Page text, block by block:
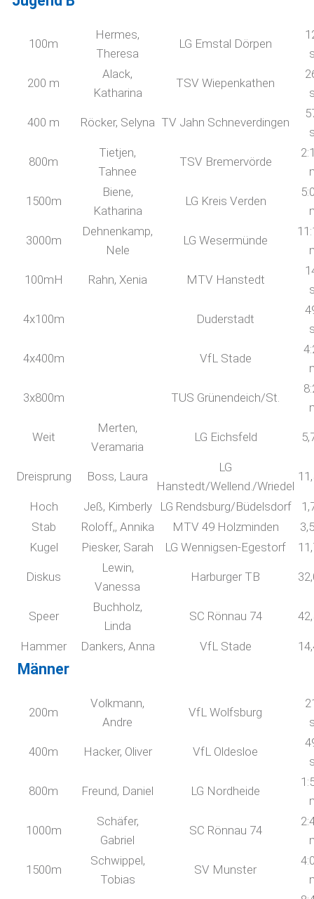
100m
Hermes,
Theresa
LG Emstal Dörpen
200 m
Alack,
Katharina
TSV Wiepenkathen
400 m Röcker, Selyna TV Jahn Schneverdingen
800m
Tietjen,
Tahnee
TSV Bremervörde
1500m
Biene,
Katharina
LG Kreis Verden
3000m
Dehnenkamp,
Nele
LG Wesermünde
100mH Rahn, Xenia MTV Hanstedt
4x100m Duderstadt
4x400m VfL Stade
3x800m TUS Grünendeich/St.
Weit
Merten,
Veramaria
LG Eichsfeld
Dreisprung Boss, Laura
LG
Hanstedt/Wellend./Wriedel
Hoch Jeß, Kimberly LG Rendsburg/Büdelsdorf
Stab
Roloff,, Annika MTV 49 Holzminden
Kugel
Piesker, Sarah LG Wennigsen-Egestorf
Diskus
Lewin,
Vanessa
Harburger TB
Speer
Buchholz,
Linda
SC Rönnau 74
Hammer Dankers, Anna VfL Stade
Männer
200m
Volkmann,
Andre
VfL Wolfsburg
400m Hacker, Oliver VfL Oldesloe
800m Freund, Daniel LG Nordheide
1000m
Schäfer,
Gabriel
SC Rönnau 74
1500m
Schwippel,
Tobias
SV Munster